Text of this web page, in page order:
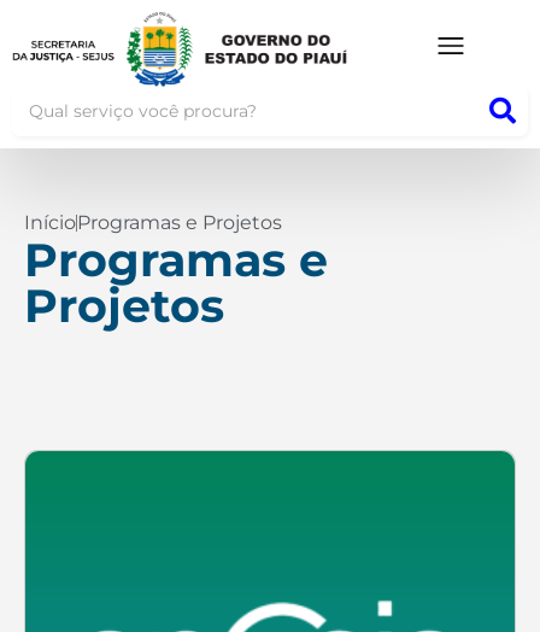
InícioProgramas e Projetos
Programas e
Projetos